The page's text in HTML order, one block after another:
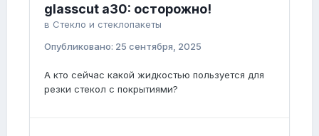
glasscut a30: осторожно!
в Стекло и стеклопакеты
Опубликовано: 25 сентября, 2025
А кто сейчас какой жидкостью пользуется для
резки стекол с покрытиями?